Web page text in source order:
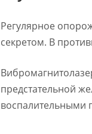
Регулярное
секретом. В
предстательной
воспалительными